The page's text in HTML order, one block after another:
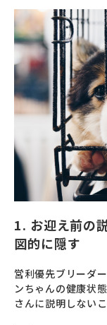
1. お迎え前の
図的に隠す
営利優先ブリーダ
ンちゃんの健康状
さんに説明しない